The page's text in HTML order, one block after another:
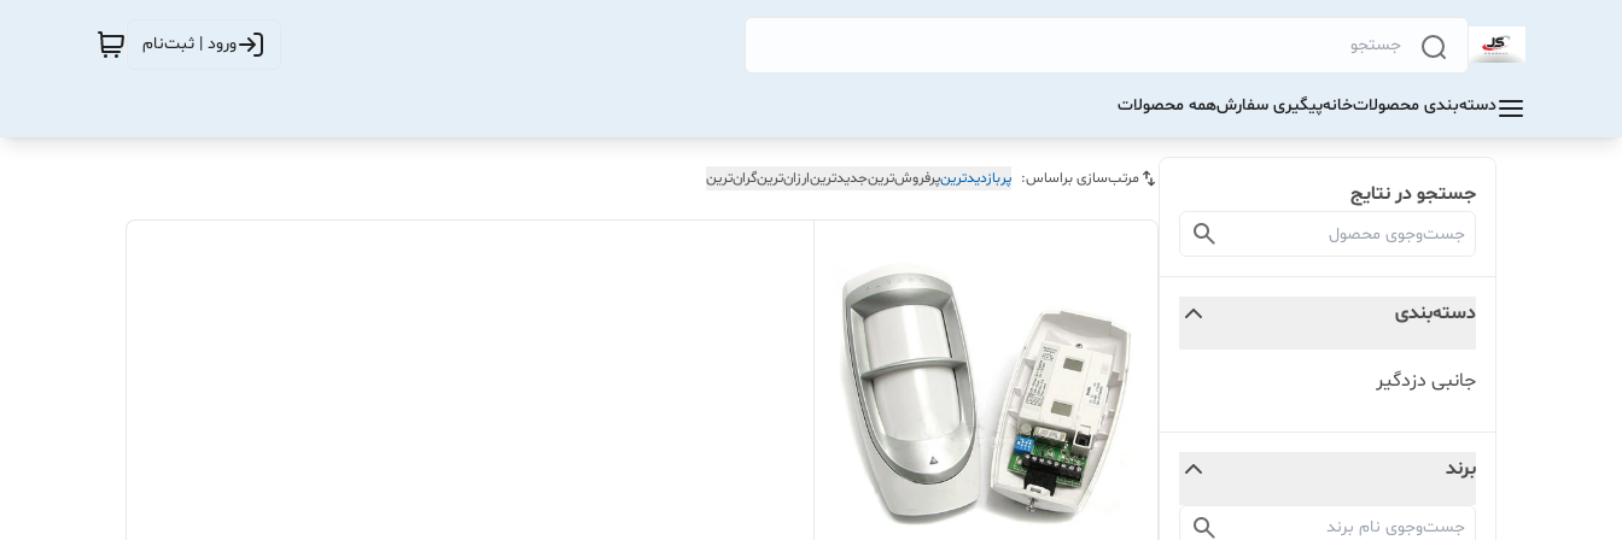
ورود | ثبت‌نام
دسته‌بندی محصولاتخانهپیگیری سفارشهمه محصولات
جستجو در نتایج
دسته‌بندی
جانبی دزدگیر
برند
مرتب‌سازی براساس: پربازدیدترینپرفروش‌ترینجدیدترینارزان‌ترینگران‌ترین